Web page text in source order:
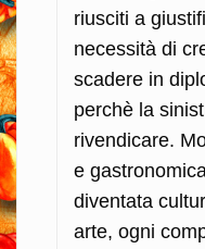
riusciti a
necessità di
scadere in
perchè la
rivendicare.
e
diventata
arte, ogni